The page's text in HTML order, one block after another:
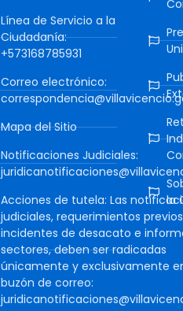
Línea de Servicio a la
Ciudadanía:
+573168785931
Correo electrónico:
Mapa del Sitio
Notificaciones Judiciales:
Acciones de tutela: Las
judiciales, requerimientos
incidentes de desacato e
sectores, deben ser radicadas
únicamente y exclusivamente
buzón de correo:
la